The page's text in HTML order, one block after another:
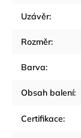
Uzávěr:
Rozměr:
Barva:
Obsah balení:
Certifikace: